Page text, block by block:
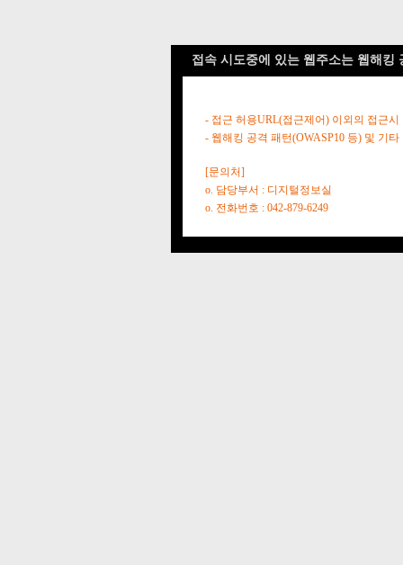
접속 시도중에 있는 웹주소는 웹해킹
- 접근 허용URL(접근제어) 이외의 접근시
- 웹해킹 공격 패턴(OWASP10 등) 및 기
[문의처]
o. 담당부서 : 디지털정보실
o. 전화번호 : 042-879-6249